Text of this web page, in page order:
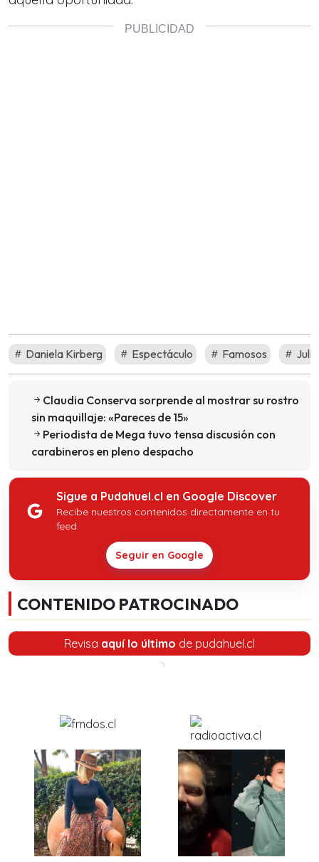
Daniela Kirberg Espectáculo Famosos
Claudia Conserva sorprende al mostrar su rostro
sin maquillaje: «Pareces de 15»
Periodista de Mega tuvo tensa discusión con
carabineros en pleno despacho
Sigue a Pudahuel.cl en Google Discover
Recibe nuestros contenidos directamente en tu
feed.
Seguir en Google
CONTENIDO PATROCINADO
Revisa aquí lo último de pudahuel.cl